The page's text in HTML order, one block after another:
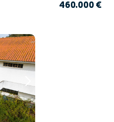
460.000 €